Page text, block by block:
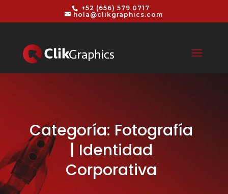
+52 (656) 579 0717
hola@clikgraphics.com
Categoría: Fotografía
| Identidad
Corporativa